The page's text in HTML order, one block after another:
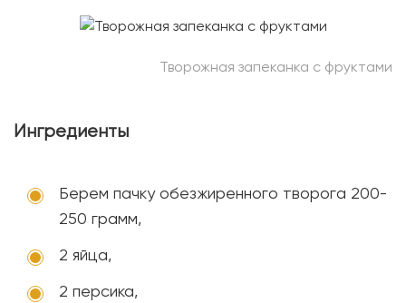
Творожная запеканка с фруктами
Ингредиенты
Берем пачку обезжиренного творога 200-
250 грамм,
2 яйца,
2 персика,